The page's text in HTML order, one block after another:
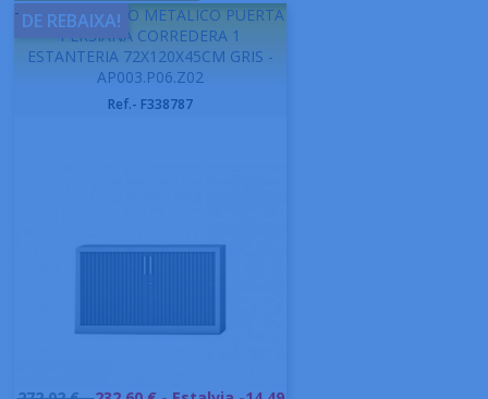
-GAPSA ARMARIO METALICO PUERTA
PERSIANA CORREDERA 1
ESTANTERIA 72X120X45CM GRIS -
AP003.P06.Z02
Ref.- F338787
DE REBAIXA!